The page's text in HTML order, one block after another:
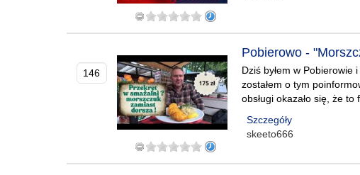
146
Pobierowo -
Dziś byłem w
zostałem o tym
obsługi okazało się, że to
Szczegóły
skeeto666